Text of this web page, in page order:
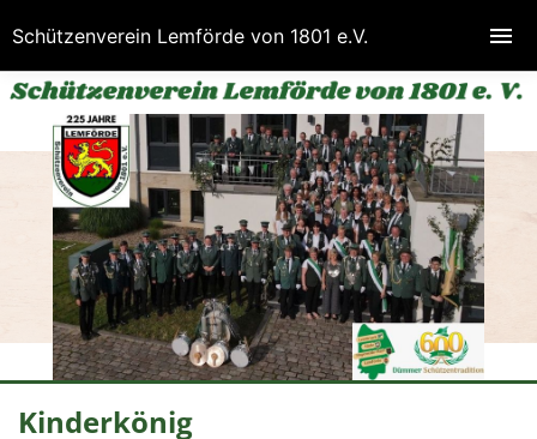
Kinderkönig
Schützenverein Lemförde von 1801 e.V.